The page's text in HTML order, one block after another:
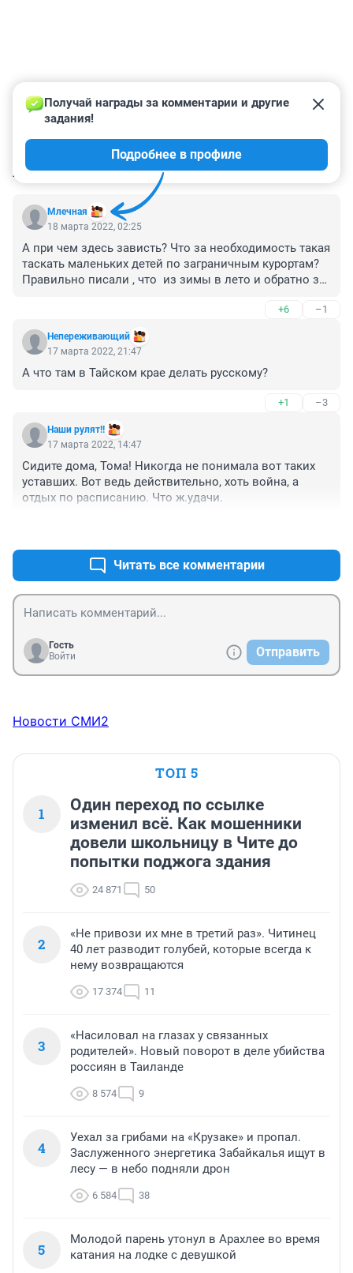
КОММЕНТАРИИ 75
Млечная
Получай награды за комментарии и другие
задания!
Подробнее в профиле
18 марта 2022, 02:25
А при чем здесь зависть? Что за необходимость такая
таскать маленьких детей по заграничным курортам?
Правильно писали , что  из зимы в лето и обратно за
длительное время для адаптации, другая пища,другая
вода, другой климат, другой режим, риски непонятных
инфекций, длительные перелеты, да еще и во время
когда зубы режутся.
+6 –1
Непереживающий
17 марта 2022, 21:47
А что там в Тайском крае делать русскому?
+1 –3
Наши рулят!!
17 марта 2022, 14:47
Сидите дома, Тома! Никогда не понимала вот таких
уставших. Вот ведь действительно, хоть война, а
отдых по расписанию. Что ж.удачи.
Читать все комментарии
Гость
Войти
Отправить
Новости СМИ2
ТОП 5
1
Один переход по ссылке
изменил всё. Как мошенники
довели школьницу в Чите до
попытки поджога здания
24 871 50
2
«Не привози их мне в третий раз». Читинец
40 лет разводит голубей, которые всегда к
нему возвращаются
17 374 11
3
«Насиловал на глазах у связанных
родителей». Новый поворот в деле убийства
россиян в Таиланде
8 574 9
4
Уехал за грибами на «Крузаке» и пропал.
Заслуженного энергетика Забайкалья ищут в
лесу — в небо подняли дрон
6 584 38
5
Молодой парень утонул в Арахлее во время
катания на лодке с девушкой